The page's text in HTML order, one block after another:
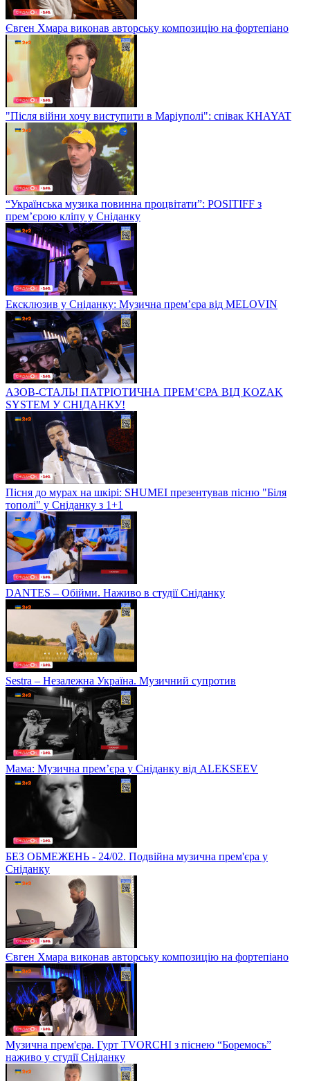
Євген Хмара виконав авторську композицію на фортепіано
"Після війни хочу виступити в Маріуполі": співак KHAYAT
“Українська музика повинна процвітати”: POSITIFF з
прем’єрою кліпу у Сніданку
Ексклюзив у Сніданку: Музична прем’єра від MELOVIN
АЗОВ-СТАЛЬ! ПАТРІОТИЧНА ПРЕМ’ЄРА ВІД KOZAK
SYSTEM У СНІДАНКУ!
Пісня до мурах на шкірі: SHUMEI презентував пісню "Біля
тополі" у Сніданку з 1+1
DANTES – Обійми. Наживо в студії Сніданку
Sestra – Незалежна Україна. Музичний супротив
Мама: Музична прем’єра у Сніданку від ALEKSEEV
БЕЗ ОБМЕЖЕНЬ - 24/02. Подвійна музична прем'єра у
Сніданку
Євген Хмара виконав авторську композицію на фортепіано
Музична прем'єра. Гурт TVORCHI з піснею “Боремось”
наживо у студії Сніданку